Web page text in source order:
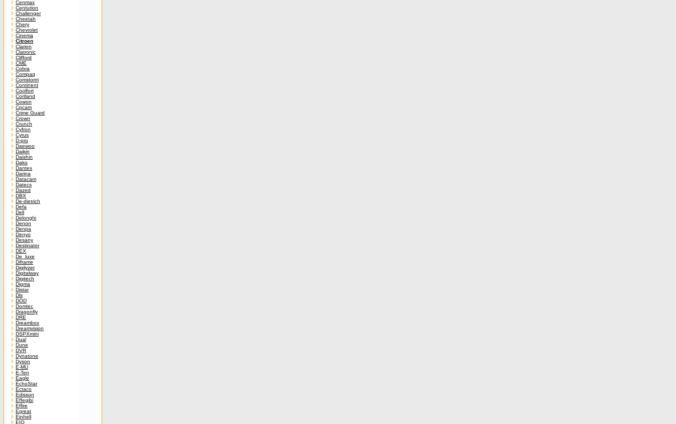
Cenmax
Centurion
Challenger
Cheetah
Chery
Chevrolet
Cinema
Citroen
Clarion
Clatronic
Clifford
CME
Cobra
Compaq
Comstorm
Continent
Coolfort
Cortland
Cowon
Cpcam
Crime Guard
Crown
Crunch
Cyfron
Cyrus
D-pro
Daewoo
Daikin
Daishin
Dako
Dantex
Darina
Datacam
Datecs
Dazed
DBX
De-dietrich
Defa
Dell
Delonghi
Denon
Denpa
Denyo
Desany
Destinator
DEX
De_luxe
Diframe
Digilyzer
Digitalway
Digitech
Digma
Distar
Dls
DOD
Domtec
Dragonfly
DRE
Dreambox
Dreamvision
DSPXmini
Dual
Dune
DVR
Dynatone
Dyson
E-MU
E-Ten
Eagle
EchoStar
Ectaco
Edisson
Effegibi
Effire
Egreat
Einhell
EIO